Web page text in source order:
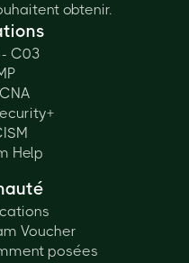
obtenir.
- C03
Help
Voucher
posées